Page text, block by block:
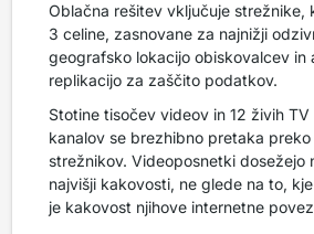
Oblačna rešitev vključuje strežnike,
3 celine, zasnovane za najnižji
geografsko lokacijo obiskovalcev in
replikacijo za zaščito podatkov.
Stotine tisočev videov in 12 živih TV
kanalov se brezhibno pretaka
strežnikov. Videoposnetki dosežejo
najvišji kakovosti, ne glede na to,
je kakovost njihove internetne